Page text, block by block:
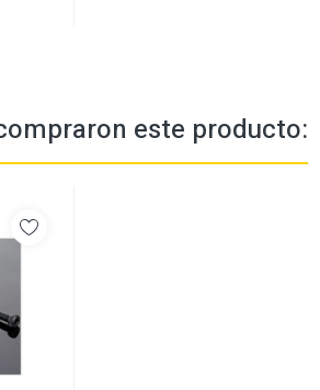
este producto: